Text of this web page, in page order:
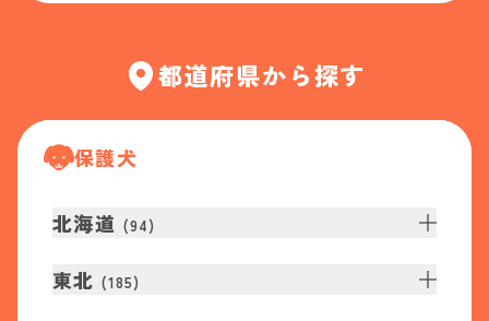
都道府県から探す
保護犬
北海道 (94)
東北 (185)